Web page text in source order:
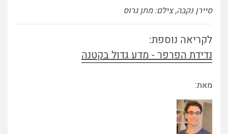
סיירן נקבה, צילם: מתן גרוס
לקריאה נוספת:
נדידת הפרפר - מדע גדול בקטנה
מאת: